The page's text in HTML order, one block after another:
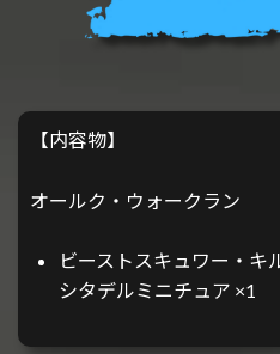
【内容物】
オールク・ウォークラン
ビーストスキュワー・キ
シタデルミニチュア ×1